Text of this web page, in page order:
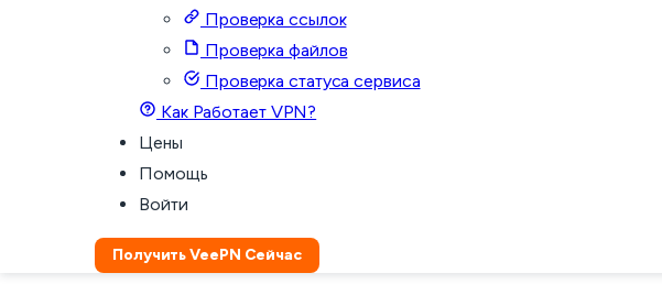
Проверка ссылок
Проверка файлов
Проверка статуса сервиса
Как Работает VPN?
Цены
Помощь
Войти
Получить VeePN Сейчас